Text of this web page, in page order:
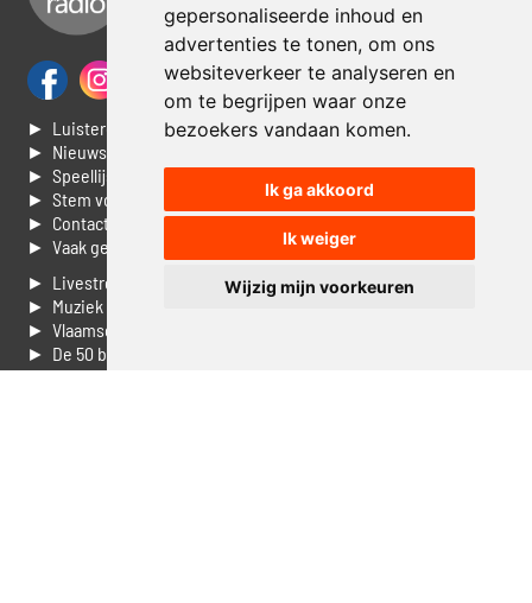
gepersonaliseerde inhoud en
advertenties te tonen, om ons
websiteverkeer te analyseren en
om te begrijpen waar onze
bezoekers vandaan komen.
Ik ga akkoord
Ik weiger
Wijzig mijn voorkeuren
► Luisteren naar Jouwradio
► Nieuws
► Speellijst
► Stem voor de Dag top 3
► Contacteer ons
► Vaak gestelde vragen
► Livestream informatie
► Muziek opzoeken
► Vlaamse 100 Aller tijden
► De 50 beste van...
► Adverteren op Jouwradio